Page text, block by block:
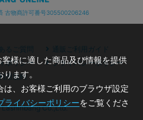
古物商許可番号305500206246
るご質問
通販ご利用ガイド
ポリシー
プライバシーポリシー
用規約
Co.,Ltd.
様に適した商品及び情報を提供
ます。
、お客様ご利用のブラウザ設定
ライバシーポリシーをご覧くださ